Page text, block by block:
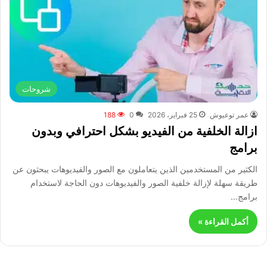
شروحات
عمر توعيوش 25 فبراير، 2026 0
188
ازالة الخلفية من الفيديو بشكل احترافي وبدون
برامج
الكثير من المستخدمين الذين يتعاملون مع الصور والفيديوهات يبحثون عن
طريقة سهلة لإزالة خلفية الصور والفيديوهات دون الحاجة لاستخدام
برامج…
أكمل القراءة »